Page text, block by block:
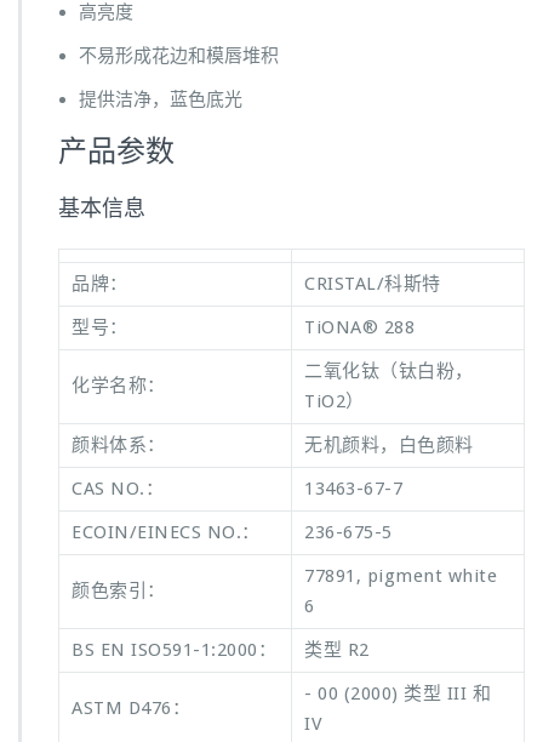
高亮度
不易形成花边和模唇堆积
提供洁净，蓝色底光
产品参数
基本信息
品牌：
CRISTAL/科斯特
型号：
TiONA® 288
化学名称：
二氧化钛（钛白粉，
TiO2）
颜料体系：
无机颜料，白色颜料
CAS NO.：
13463-67-7
ECOIN/EINECS NO.：
236-675-5
颜色索引：
77891, pigment white
6
BS EN ISO591-1:2000：
类型 R2
ASTM D476：
- 00 (2000) 类型 III 和
IV